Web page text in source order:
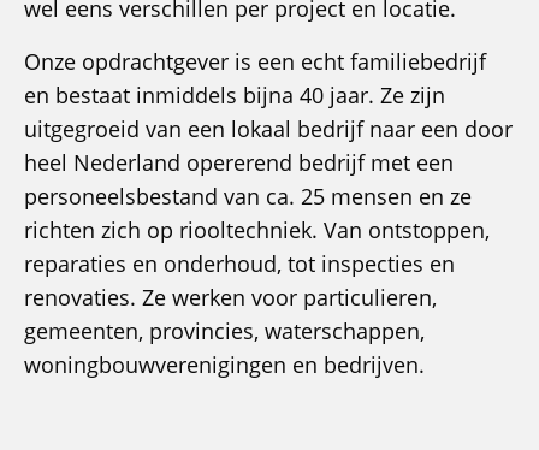
wel eens verschillen per project en locatie.
Onze opdrachtgever is een echt familiebedrijf
en bestaat inmiddels bijna 40 jaar. Ze zijn
uitgegroeid van een lokaal bedrijf naar een door
heel Nederland opererend bedrijf met een
personeelsbestand van ca. 25 mensen en ze
richten zich op riooltechniek. Van ontstoppen,
reparaties en onderhoud, tot inspecties en
renovaties. Ze werken voor particulieren,
gemeenten, provincies, waterschappen,
woningbouwverenigingen en bedrijven.